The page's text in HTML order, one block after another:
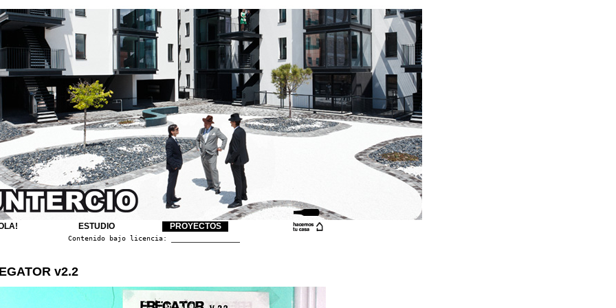
ESTUDIO PROYECTOS
Contenido bajo licencia:
v2.2